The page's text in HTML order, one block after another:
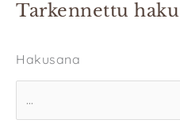
Tarkennettu haku
Hakusana